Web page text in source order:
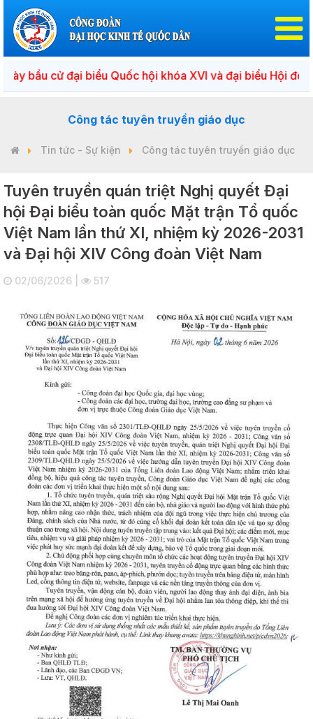
bầu cử đại biểu Quốc hội khóa XVI và đại biểu Hội đồng
Công tác tuyên truyền giáo dục
Tin tức - Sự kiện Công tác tuyên truyền giáo dục
Tuyên truyền quán triệt Nghị quyết Đại
hội Đại biểu toàn quốc Mặt trận Tổ quốc
Việt Nam lần thứ XI, nhiệm kỳ 2026-2031
và Đại hội XIV Công đoàn Việt Nam
02/06/2026 | 517